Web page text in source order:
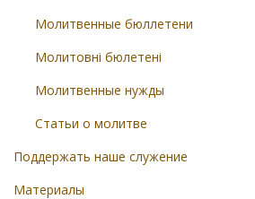
Молитвенные бюллетени
Молитовні бюлетені
Молитвенные нужды
Статьи о молитве
Поддержать наше служение
Материалы